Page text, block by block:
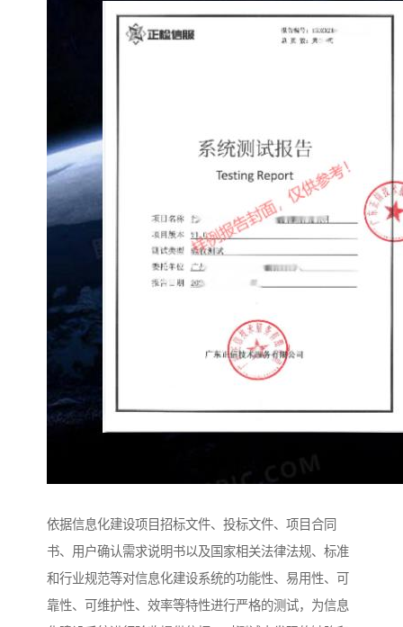
依据信息化建设项目招标文件、投标文件、项目合同
书、用户确认需求说明书以及国家相关法律法规、标准
和行业规范等对信息化建设系统的功能性、易用性、可
靠性、可维护性、效率等特性进行严格的测试，为信息